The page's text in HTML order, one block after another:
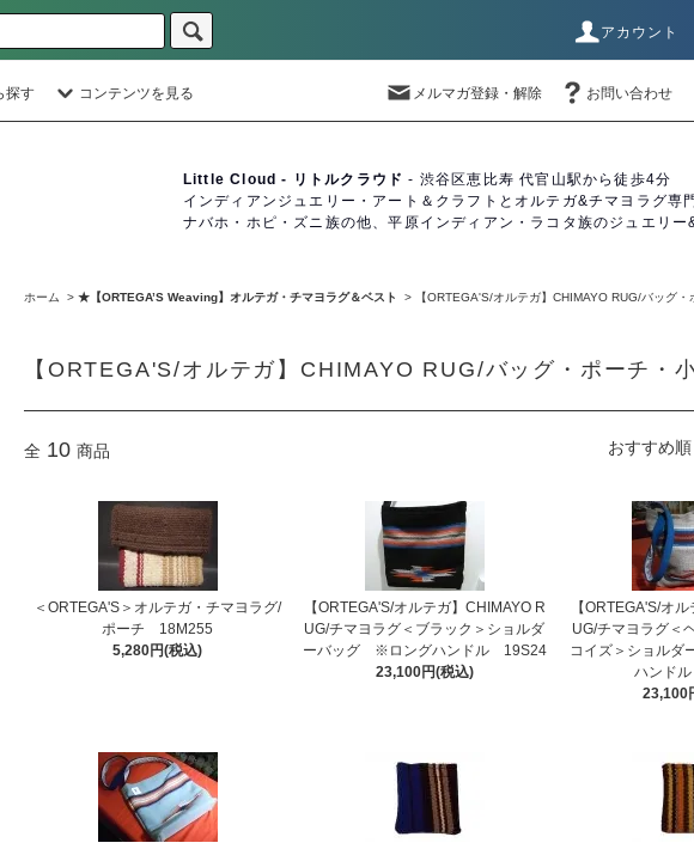
アカウント
探す コンテンツを見る メルマガ登録・解除 お問い合わせ
Little Cloud - リトルクラウド - 渋谷区恵比寿 代官山駅から徒歩4分
インディアンジュエリー・アート＆クラフトとオルテガ&チマヨラグ専
ナバホ・ホピ・ズニ族の他、平原インディアン・ラコタ族のジュエリー
ホーム > ★【ORTEGA’S Weaving】オルテガ・チマヨラグ＆ベスト > 【ORTEGA'S/オルテガ】CHIMAYO RUG/バッグ・
【ORTEGA'S/オルテガ】CHIMAYO RUG/バッグ・ポーチ・
全 10 商品 おすすめ順
＜ORTEGA'S＞オルテガ・チマヨラグ/
ポーチ 18M255
5,280円(税込)
【ORTEGA'S/オルテガ】CHIMAYO R
UG/チマヨラグ＜ブラック＞ショルダ
ーバッグ ※ロングハンドル 19S24
23,100円(税込)
【ORTEGA'S/オ
UG/チマヨラグ＜
コイズ＞ショル
ハンド
23,100